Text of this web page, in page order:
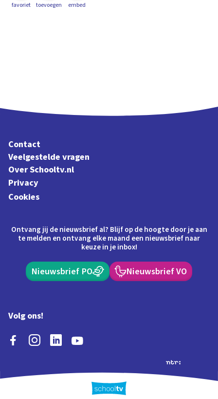
favoriet toevoegen embed
Contact
Veelgestelde vragen
Over Schooltv.nl
Privacy
Cookies
Ontvang jij de nieuwsbrief al? Blijf op de hoogte door je aan
te melden en ontvang elke maand een nieuwsbrief naar
keuze in je inbox!
Nieuwsbrief PO Nieuwsbrief VO
Volg ons!